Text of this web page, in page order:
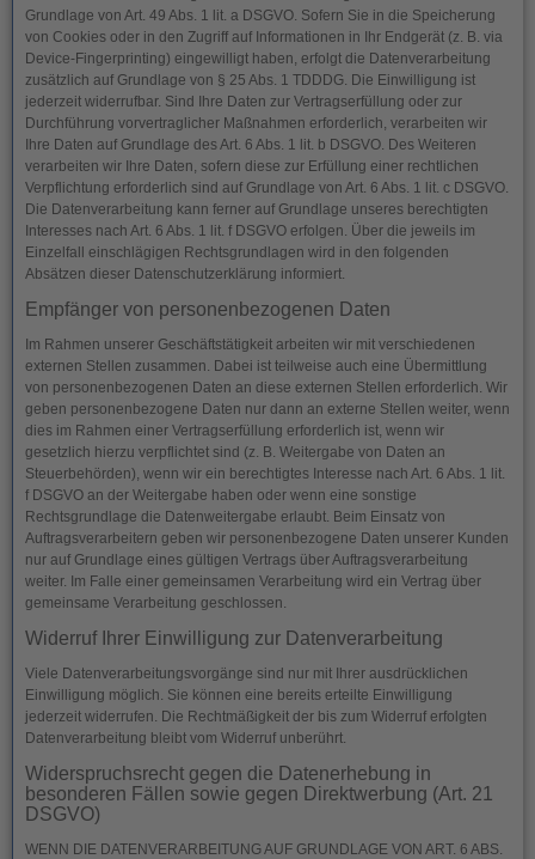
Grundlage von Art. 49 Abs. 1 lit. a DSGVO. Sofern Sie in die Speicherung
von Cookies oder in den Zugriff auf Informationen in Ihr Endgerät (z. B. via
Device-Fingerprinting) eingewilligt haben, erfolgt die Datenverarbeitung
zusätzlich auf Grundlage von § 25 Abs. 1 TDDDG. Die Einwilligung ist
jederzeit widerrufbar. Sind Ihre Daten zur Vertragserfüllung oder zur
Durchführung vorvertraglicher Maßnahmen erforderlich, verarbeiten wir
Ihre Daten auf Grundlage des Art. 6 Abs. 1 lit. b DSGVO. Des Weiteren
verarbeiten wir Ihre Daten, sofern diese zur Erfüllung einer rechtlichen
Verpflichtung erforderlich sind auf Grundlage von Art. 6 Abs. 1 lit. c DSGVO.
Die Datenverarbeitung kann ferner auf Grundlage unseres berechtigten
Interesses nach Art. 6 Abs. 1 lit. f DSGVO erfolgen. Über die jeweils im
Einzelfall einschlägigen Rechtsgrundlagen wird in den folgenden
Absätzen dieser Datenschutzerklärung informiert.
Empfänger von personenbezogenen Daten
Im Rahmen unserer Geschäftstätigkeit arbeiten wir mit verschiedenen
externen Stellen zusammen. Dabei ist teilweise auch eine Übermittlung
von personenbezogenen Daten an diese externen Stellen erforderlich. Wir
geben personenbezogene Daten nur dann an externe Stellen weiter, wenn
dies im Rahmen einer Vertragserfüllung erforderlich ist, wenn wir
gesetzlich hierzu verpflichtet sind (z. B. Weitergabe von Daten an
Steuerbehörden), wenn wir ein berechtigtes Interesse nach Art. 6 Abs. 1 lit.
f DSGVO an der Weitergabe haben oder wenn eine sonstige
Rechtsgrundlage die Datenweitergabe erlaubt. Beim Einsatz von
Auftragsverarbeitern geben wir personenbezogene Daten unserer Kunden
nur auf Grundlage eines gültigen Vertrags über Auftragsverarbeitung
weiter. Im Falle einer gemeinsamen Verarbeitung wird ein Vertrag über
gemeinsame Verarbeitung geschlossen.
Widerruf Ihrer Einwilligung zur Datenverarbeitung
Viele Datenverarbeitungsvorgänge sind nur mit Ihrer ausdrücklichen
Einwilligung möglich. Sie können eine bereits erteilte Einwilligung
jederzeit widerrufen. Die Rechtmäßigkeit der bis zum Widerruf erfolgten
Datenverarbeitung bleibt vom Widerruf unberührt.
Widerspruchsrecht gegen die Datenerhebung in
besonderen Fällen sowie gegen Direktwerbung (Art. 21
DSGVO)
WENN DIE DATENVERARBEITUNG AUF GRUNDLAGE VON ART. 6 ABS.